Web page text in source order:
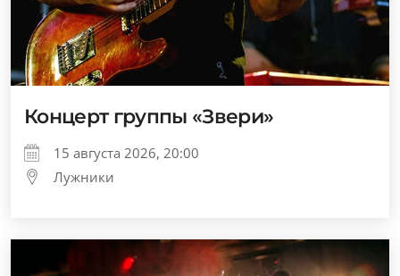
Концерт группы «Звери»
15 августа 2026, 20:00
Лужники